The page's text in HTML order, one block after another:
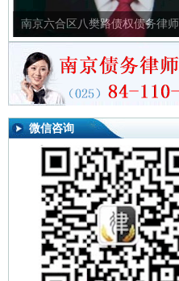
南京六合区八樊路债权债务律师
微信咨询